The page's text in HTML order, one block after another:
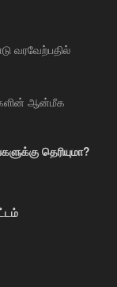
வரவேற்பதில்
ஆன்மீக
தெரியுமா?